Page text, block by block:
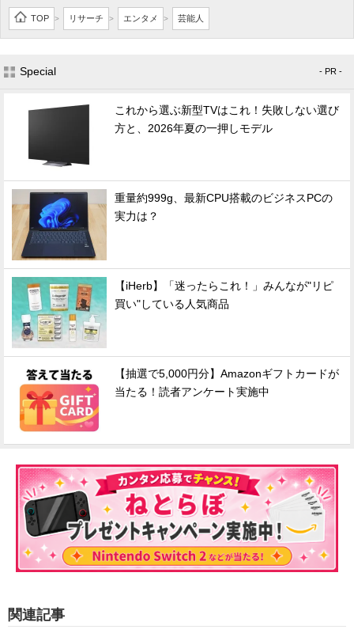
TOP > リサーチ > エンタメ > 芸能人
Special - PR -
これから選ぶ新型TVはこれ！失敗しない選び
方と、2026年夏の一押しモデル
重量約999g、最新CPU搭載のビジネスPCの
実力は？
【iHerb】「迷ったらこれ！」みんなが"リピ
買い"している人気商品
【抽選で5,000円分】Amazonギフトカードが
当たる！読者アンケート実施中
関連記事